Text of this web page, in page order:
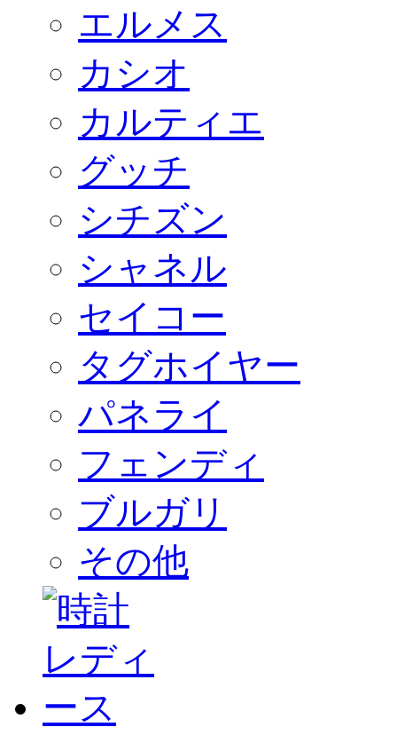
エルメス
カシオ
カルティエ
グッチ
シチズン
シャネル
セイコー
タグホイヤー
パネライ
フェンディ
ブルガリ
その他